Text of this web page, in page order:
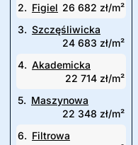
2. Figiel 26 682 zł/m²
3. Szczęśliwicka
24 683 zł/m²
4. Akademicka
22 714 zł/m²
5. Maszynowa
22 348 zł/m²
6. Filtrowa